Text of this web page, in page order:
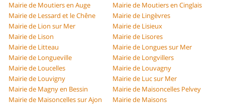
Mairie de Moutiers en Auge
Mairie de Moutiers en Cinglais
Mairie de Lessard et le Chêne
Mairie de Lingèvres
Mairie de Lion sur Mer
Mairie de Lisieux
Mairie de Lison
Mairie de Lisores
Mairie de Litteau
Mairie de Longues sur Mer
Mairie de Longueville
Mairie de Longvillers
Mairie de Loucelles
Mairie de Louvagny
Mairie de Louvigny
Mairie de Luc sur Mer
Mairie de Magny en Bessin
Mairie de Maisoncelles Pelvey
Mairie de Maisoncelles sur Ajon
Mairie de Maisons